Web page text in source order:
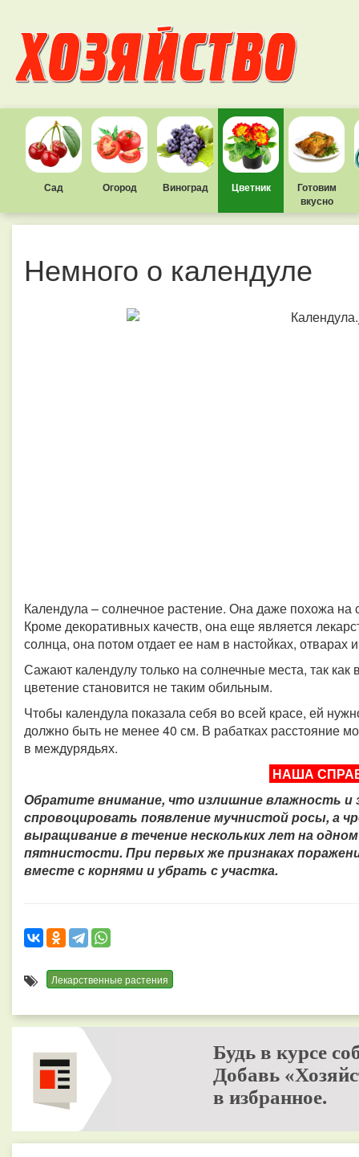
Сад Огород Виноград Цветник
Готовим
вкусно
Немного о календуле
Календула – солнечное растение. Она даже похожа
Кроме декоративных качеств, она еще является
солнца, она потом отдает ее нам в настойках, отварах
Сажают календулу только на солнечные места, так как
цветение становится не таким обильным.
Чтобы календула показала себя во всей красе, ей
должно быть не менее 40 см. В рабатках расстояние
в междурядьях.
НАША
Обратите внимание, что излишние влажность и
спровоцировать появление мучнистой росы, а
выращивание в течение нескольких лет на
пятнистости. При первых же признаках
вместе с корнями и убрать с участка.
Лекарственные растения
Будь в курсе
Добавь
в избранное.